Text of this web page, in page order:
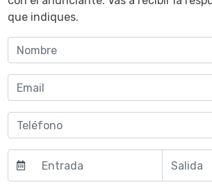
que indiques.
Agosto
lun mar mié jue vie sáb m lun r